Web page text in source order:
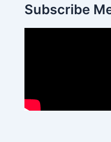
Subscribe